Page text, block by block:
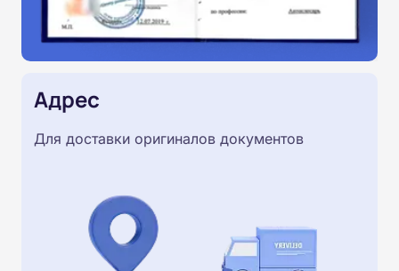
Адрес
Для доставки оригиналов документов